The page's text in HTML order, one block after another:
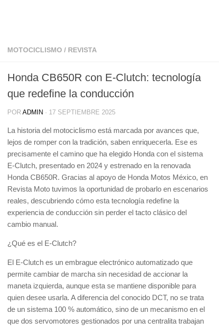
MOTOCICLISMO / REVISTA
Honda CB650R con E-Clutch: tecnología
que redefine la conducción
POR ADMIN · 17 SEPTIEMBRE 2025
La historia del motociclismo está marcada por avances que,
lejos de romper con la tradición, saben enriquecerla. Ese es
precisamente el camino que ha elegido Honda con el sistema
E-Clutch, presentado en 2024 y estrenado en la renovada
Honda CB650R. Gracias al apoyo de Honda Motos México, en
Revista Moto tuvimos la oportunidad de probarlo en escenarios
reales, descubriendo cómo esta tecnología redefine la
experiencia de conducción sin perder el tacto clásico del
cambio manual.
¿Qué es el E-Clutch?
El E-Clutch es un embrague electrónico automatizado que
permite cambiar de marcha sin necesidad de accionar la
maneta izquierda, aunque esta se mantiene disponible para
quien desee usarla. A diferencia del conocido DCT, no se trata
de un sistema 100 % automático, sino de un mecanismo en el
que dos servomotores gestionados por una centralita trabajan